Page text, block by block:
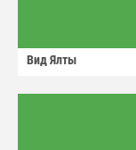
Вид Ялты